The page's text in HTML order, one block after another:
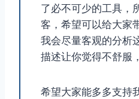
了必不可少的工具，
客，希望可以给大家
我会尽量客观的分析
描述让你觉得不舒服
希望大家能多多支持